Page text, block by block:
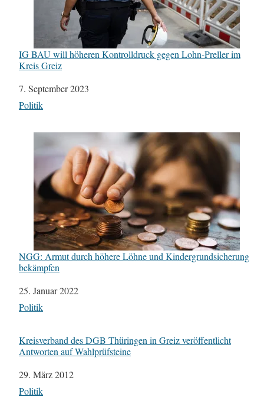
IG BAU will höheren Kontrolldruck gegen Lohn-Preller im
Kreis Greiz
Datum
7. September 2023
In Bezug auf
Politik
NGG: Armut durch höhere Löhne und Kindergrundsicherung
bekämpfen
Datum
25. Januar 2022
In Bezug auf
Politik
Kreisverband des DGB Thüringen in Greiz veröffentlicht
Antworten auf Wahlprüfsteine
Datum
29. März 2012
In Bezug auf
Politik